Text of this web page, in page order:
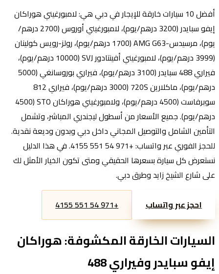
أفضل 10 سيارات خارقة للإيجار في دبي هي: لامبورغيني هوراكان
إيفو سبايدر (3200 درهم/يوم)، لامبورغيني أوروس (2700 درهم/
يوم)، مرسيدس-AMG G63 (1700 درهم/يوم)، رولز-رويس كولينان
(3999 درهم/يوم)، لامبورغيني أفينتادور SVJ (10000 درهم/يوم)،
فيراري 488 سبايدر (3100 درهم/يوم)، فيراري بوروسانغي (5000
درهم/يوم)، ماكلارين 720S (3000 درهم/يوم)، فيراري 812
سوبرفاست (4500 درهم/يوم)، ولامبورغيني هوراكان STO (4500
درهم/يوم). جميع الأسعار من أسطول ليجندري المباشر، وتشمل
التأمين الشامل والتوصيل المجاني داخل دبي وبدون وديعة نقدية.
للحجز الفوري عبر واتساب: +971 54 551 4155. في هذا الدليل
نستعرض كل سيارة بسعرها الحقيقي ومتى تكون الخيار الأمثل لك
على شارع الشيخ زايد وطرق دبي.
احجز عبر واتساب +971 54 551 4155
السيارات الخارقة المكشوفة: هوراكان
إيفو سبايدر وفيراري 488